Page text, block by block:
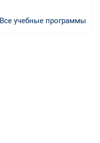
Все учебные программы